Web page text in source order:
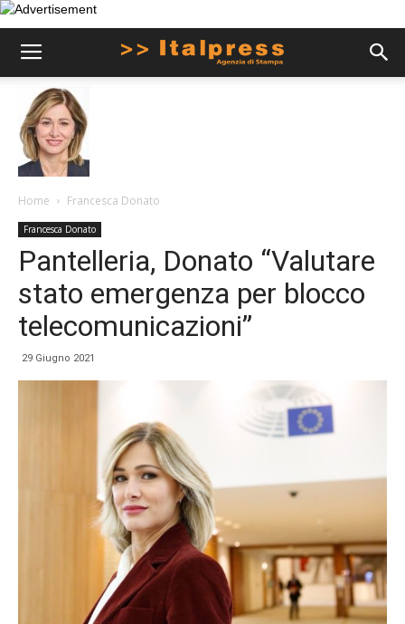
Home Francesca Donato
Francesca Donato
Pantelleria, Donato “Valutare
stato emergenza per blocco
telecomunicazioni”
29 Giugno 2021